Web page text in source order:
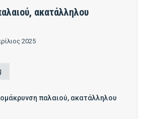
ακατάλληλου
2025
παλαιού, ακατάλληλου